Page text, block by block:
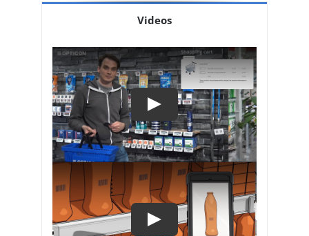
Videos
Play
Play